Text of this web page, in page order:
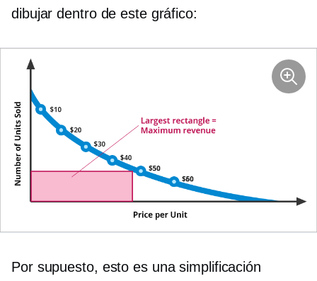
dibujar dentro de este gráfico:
Por supuesto, esto es una simplificación